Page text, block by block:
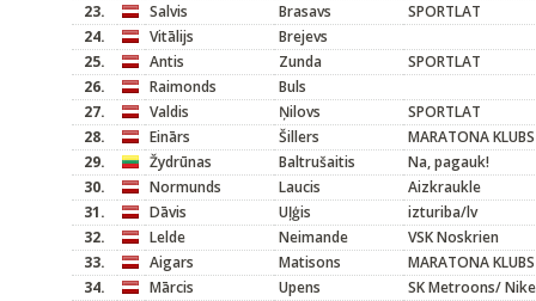
23.
Salvis Brasavs
SPORTLAT
24.
Vitālijs
Brejevs
25.
Antis Zunda
SPORTLAT
26.
Raimonds
Buls
27.
Valdis Ņilovs
SPORTLAT
28.
Einārs Šillers
MARATONA KLUBS
29.
Žydrūnas Baltrušaitis
Na, pagauk!
30.
Normunds Laucis
Aizkraukle
31.
Dāvis Uļģis
izturiba/lv
32.
Lelde Neimande
VSK Noskrien
33.
Aigars Matisons
MARATONA KLUBS
34.
Mārcis Upens
SK Metroons/ Nike